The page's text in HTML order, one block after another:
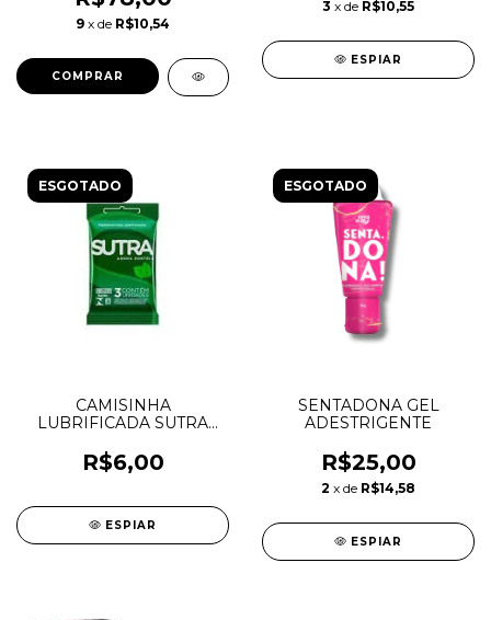
9 x de R$10,54
3 x de R$10,55
ESPIAR
ESGOTADO
CAMISINHA
LUBRIFICADA SUTRA
R$6,00
ESPIAR
ESGOTADO
SENTADONA GEL
ADESTRIGENTE
R$25,00
2 x de R$14,58
ESPIAR